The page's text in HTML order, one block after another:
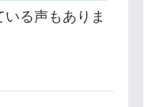
る声もありま